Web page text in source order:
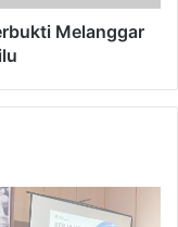
Melanggar